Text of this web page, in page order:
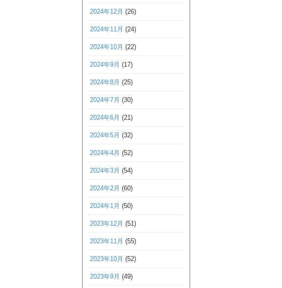
2024年12月 (26)
2024年11月 (24)
2024年10月 (22)
2024年9月 (17)
2024年8月 (25)
2024年7月 (30)
2024年6月 (21)
2024年5月 (32)
2024年4月 (52)
2024年3月 (54)
2024年2月 (60)
2024年1月 (50)
2023年12月 (51)
2023年11月 (55)
2023年10月 (52)
2023年9月 (49)